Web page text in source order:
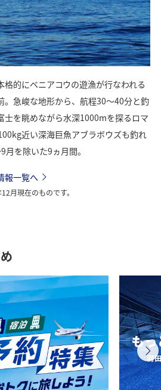
的にベニアコウの遊漁が行なわれる
。急峻な地形から、航程30～40分と釣
士を眺めながら水深1000mを探るロマ
近い深海巨魚アブラボウズも釣れ
を除いた9ヵ月間。
報一覧へ
月現在のものです。